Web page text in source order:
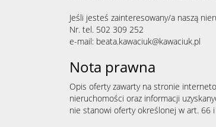
Jeśli jesteś zainteresowany/a naszą
Nr. tel. 502 309 252
e-mail: beata.kawaciuk@kawaciuk.pl
Nota prawna
Opis oferty zawarty na stronie
nieruchomości oraz informacji
nie stanowi oferty określonej w art. 66